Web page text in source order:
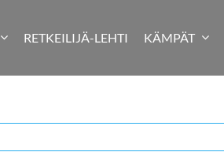
RETKEILIJÄ-LEHTI KÄMPÄT